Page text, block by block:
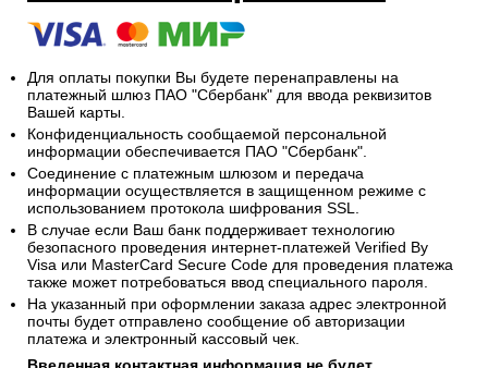
Для оплаты покупки Вы будете перенаправлены на
платежный шлюз ПАО "Сбербанк" для ввода реквизитов
Вашей карты.
Конфиденциальность сообщаемой персональной
информации обеспечивается ПАО "Сбербанк".
Соединение с платежным шлюзом и передача
информации осуществляется в защищенном режиме с
использованием протокола шифрования SSL.
В случае если Ваш банк поддерживает технологию
безопасного проведения интернет-платежей Verified By
Visa или MasterCard Secure Code для проведения платежа
также может потребоваться ввод специального пароля.
На указанный при оформлении заказа адрес электронной
почты будет отправлено сообщение об авторизации
платежа и электронный кассовый чек.